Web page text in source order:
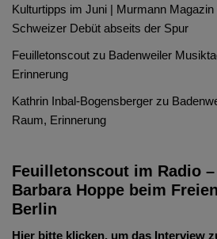
Kulturtipps im Juni | Murmann Magazin
Schweizer Debüt abseits der Spur
Feuilletonscout zu Badenweiler
Erinnerung
Kathrin Inbal-Bogensberger zu
Raum, Erinnerung
Feuilletonscout im Radio
Barbara Hoppe beim
Berlin
Hier bitte klicken, um das Interview